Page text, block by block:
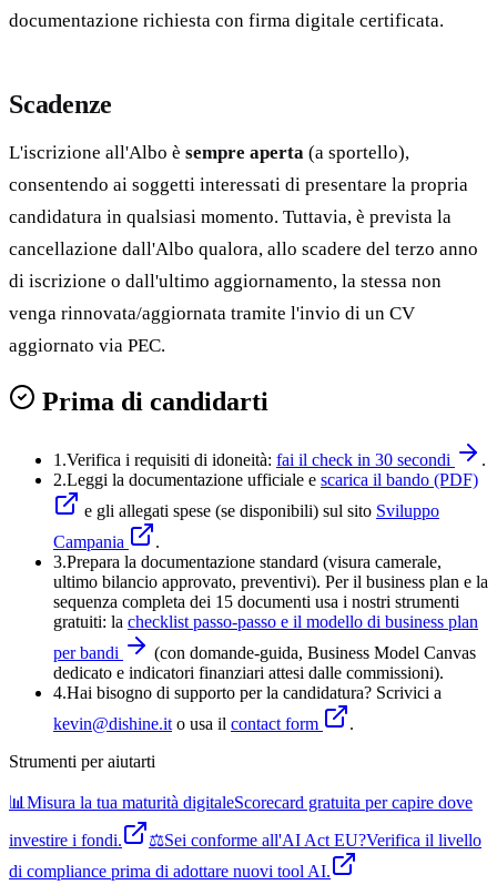
documentazione richiesta con firma digitale certificata.
Scadenze
L'iscrizione all'Albo è sempre aperta (a sportello),
consentendo ai soggetti interessati di presentare la propria
candidatura in qualsiasi momento. Tuttavia, è prevista la
cancellazione dall'Albo qualora, allo scadere del terzo anno
di iscrizione o dall'ultimo aggiornamento, la stessa non
venga rinnovata/aggiornata tramite l'invio di un CV
aggiornato via PEC.
Prima di candidarti
1.Verifica i requisiti di idoneità: fai il check in 30 secondi
.
2.Leggi la documentazione ufficiale e scarica il bando (PDF)
e gli allegati spese (se disponibili) sul sito Sviluppo
Campania
.
3.Prepara la documentazione standard (visura camerale,
ultimo bilancio approvato, preventivi). Per il business plan e la
sequenza completa dei 15 documenti usa i nostri strumenti
gratuiti: la checklist passo-passo e il modello di business plan
per bandi
(con domande-guida, Business Model Canvas
dedicato e indicatori finanziari attesi dalle commissioni).
4.Hai bisogno di supporto per la candidatura? Scrivici a
kevin@dishine.it o usa il contact form
.
Strumenti per aiutarti
📊 Misura la tua maturità digitaleScorecard gratuita per capire dove
investire i fondi.
⚖️Sei conforme all'AI Act EU?Verifica il livello
di compliance prima di adottare nuovi tool AI.